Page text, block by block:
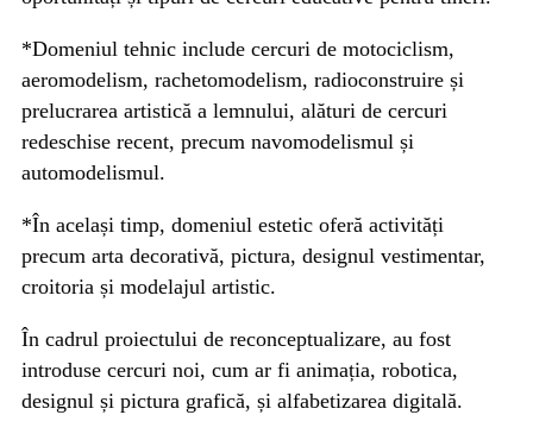
*Domeniul tehnic include cercuri de motociclism,
aeromodelism, rachetomodelism, radioconstruire și
prelucrarea artistică a lemnului, alături de cercuri
redeschise recent, precum navomodelismul și
automodelismul.
*În același timp, domeniul estetic oferă activități
precum arta decorativă, pictura, designul vestimentar,
croitoria și modelajul artistic.
În cadrul proiectului de reconceptualizare, au fost
introduse cercuri noi, cum ar fi animația, robotica,
designul și pictura grafică, și alfabetizarea digitală.